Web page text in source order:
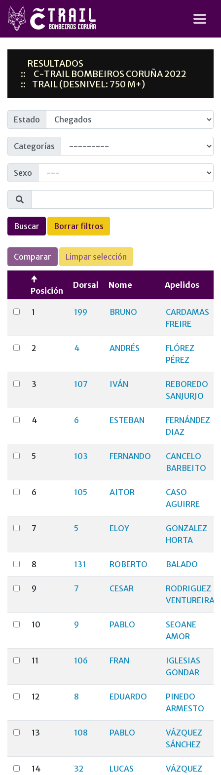
RESULTADOS
C-TRAIL BOMBEIROS CORUÑA 2022
TRAIL (DESNIVEL: 750 M+)
Estado
Categorías
Sexo
Buscar Borrar filtros
Comparar Limpar selección
Posición
Dorsal Nome Apelidos
1 199 BRUNO
CARDAMAS
FREIRE
2 4 ANDRÉS
FLÓREZ
PÉREZ
3 107 IVÁN
REBOREDO
SANJURJO
4 6 ESTEBAN
FERNÁNDEZ
DIAZ
5 103 FERNANDO
CANCELO
BARBEITO
6 105 AITOR
CASO
AGUIRRE
7 5 ELOY
GONZALEZ
HORTA
8 131 ROBERTO BALADO
9 7 CESAR
RODRIGUEZ
VENTUREIRA
10 9 PABLO
SEOANE
AMOR
11 106 FRAN
IGLESIAS
GONDAR
12 8 EDUARDO
PINEDO
ARMESTO
13 108 PABLO
VÁZQUEZ
SÁNCHEZ
14 32 LUCAS
VÁZQUEZ